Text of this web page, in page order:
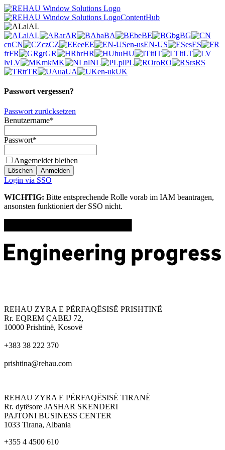
alAL
alAL arAR baBA beBE bgBG
cnCN czCZ eeEE en-usEN-US esES
frFR grGR hrHR huHU itIT ltLT
lvLV mkMK nlNL plPL roRO rsRS
trTR uaUA en-ukUK
Passwort vergessen?
Passwort zurücksetzen
Benutzername*
Passwort*
Angemeldet bleiben
Löschen Anmelden
Login via SSO
WICHTIG: Bitte entsprechende Rolle vorab im IAM beantragen,
ansonsten funktioniert der SSO nicht.
REHAU ZYRA E PËRFAQËSISË PRISHTINË
Rr. EQREM ÇABEJ 72,
10000 Prishtinë, Kosovë
+383 38 222 370
prishtina@rehau.com
REHAU ZYRA E PËRFAQËSISË TIRANË
Rr. dytësore JASHAR SKENDERI
PAJTONI BUSINESS CENTER
1033 Tirana, Albania
+355 4 4500 610